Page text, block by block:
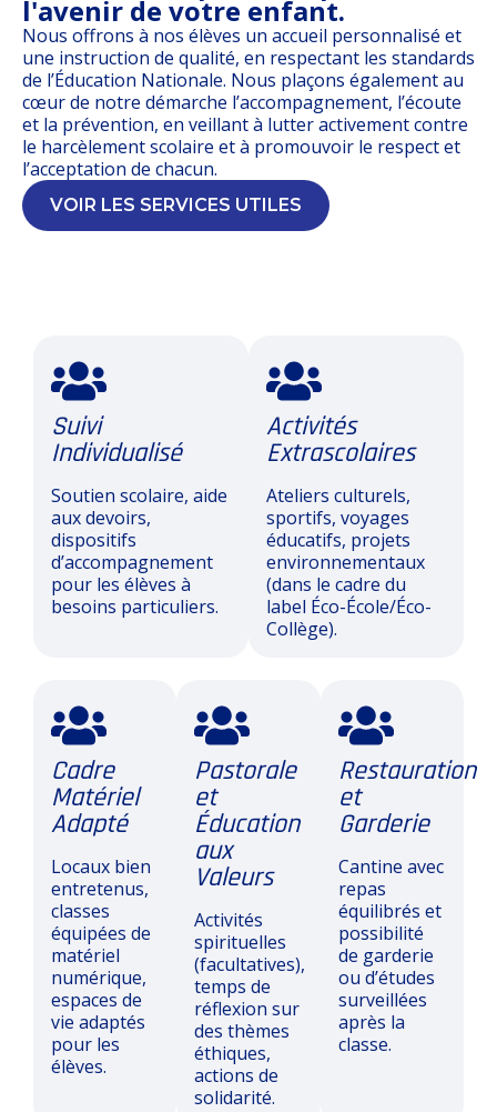
l'avenir de votre enfant.
Nous offrons à nos élèves un accueil personnalisé et
une instruction de qualité, en respectant les standards
de l’Éducation Nationale. Nous plaçons également au
cœur de notre démarche l’accompagnement, l’écoute
et la prévention, en veillant à lutter activement contre
le harcèlement scolaire et à promouvoir le respect et
l’acceptation de chacun.
VOIR LES SERVICES UTILES
Suivi
Individualisé
Soutien scolaire, aide
aux devoirs,
dispositifs
d’accompagnement
pour les élèves à
besoins particuliers.
Activités
Extrascolaires
Ateliers culturels,
sportifs, voyages
éducatifs, projets
environnementaux
(dans le cadre du
label Éco-École/Éco-
Collège).
Cadre
Matériel
Adapté
Locaux bien
entretenus,
classes
équipées de
matériel
numérique,
espaces de
vie adaptés
pour les
élèves.
Pastorale
et
Éducation
aux
Valeurs
Activités
spirituelles
(facultatives),
temps de
réflexion sur
des thèmes
éthiques,
actions de
solidarité.
Restauration
et
Garderie
Cantine avec
repas
équilibrés et
possibilité
de garderie
ou d’études
surveillées
après la
classe.